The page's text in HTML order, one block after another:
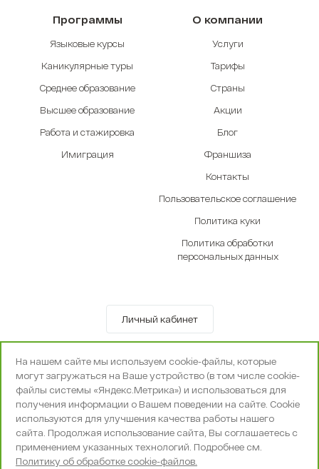
Программы
Языковые курсы
Каникулярные туры
Среднее образование
Высшее образование
Работа и стажировка
Имиграция
О компании
Услуги
Тарифы
Страны
Акции
Блог
Франшиза
Контакты
Пользовательское соглашение
Политика куки
Политика обработки
персональных данных
Личный кабинет
© OOO «Экселенте» 2010-2026 г.
Политика конфиденциальности
Поддержка и сопровождение -Вебпространство
На нашем сайте мы используем cookie-файлы, которые
могут загружаться на Ваше устройство (в том числе cookie-
файлы системы «Яндекс.Метрика») и использоваться для
получения информации о Вашем поведении на сайте. Cookie
используются для улучшения качества работы нашего
сайта. Продолжая использование сайта, Вы соглашаетесь с
применением указанных технологий. Подробнее см.
Политику об обработке cookie-файлов.